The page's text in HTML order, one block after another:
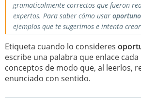
gramaticalmente correctos que fueron
expertos. Para saber cómo usar oportuno
ejemplos que te sugerimos e intenta
Etiqueta cuando lo consideres
escribe una palabra que enlace
conceptos de modo que, al leerlos,
enunciado con sentido.